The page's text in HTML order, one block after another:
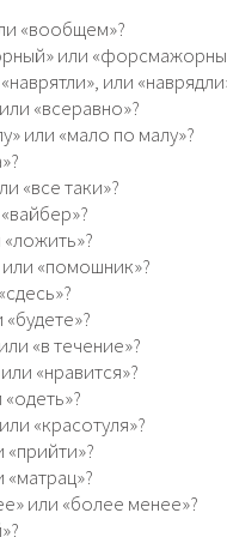
«вообщем»?
или
или
«всеравно»?
или «мало по малу»?
«все таки»?
«ложить»?
«помошник»?
«в течение»?
«нравится»?
«одеть»?
«красотуля»?
«прийти»?
«матрац»?
или «более менее»?